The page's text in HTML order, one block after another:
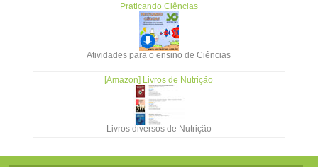
Praticando Ciências
Atividades para o ensino de Ciências
[Amazon] Livros de Nutrição
Livros diversos de Nutrição